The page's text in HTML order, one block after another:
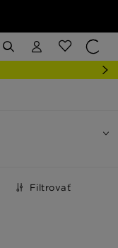
Filtrovať